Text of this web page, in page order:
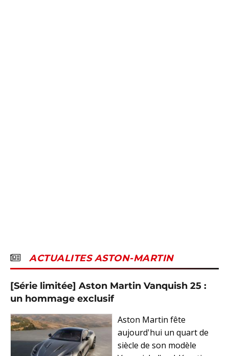
ACTUALITES ASTON-MARTIN
[Série limitée] Aston Martin Vanquish 25 :
un hommage exclusif
Aston Martin fête
aujourd'hui un quart de
siècle de son modèle